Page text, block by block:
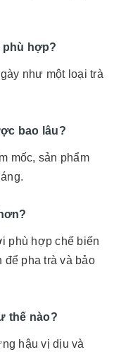
hợp?
như một loại trà
bao lâu?
mốc, sản phẩm
phù hợp chế biến
để pha trà và bảo
thế nào?
hậu vị dịu và